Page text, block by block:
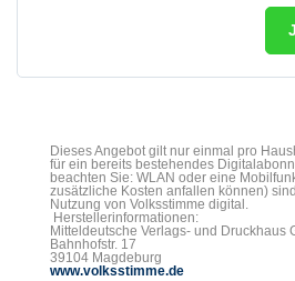
Dieses Angebot gilt nur einmal pro
für ein bereits bestehendes
beachten Sie: WLAN oder eine
zusätzliche Kosten anfallen können)
Nutzung von Volksstimme digital.
Herstellerinformationen:
Mitteldeutsche Verlags- und Druckhaus
Bahnhofstr. 17
39104 Magdeburg
www.volksstimme.de